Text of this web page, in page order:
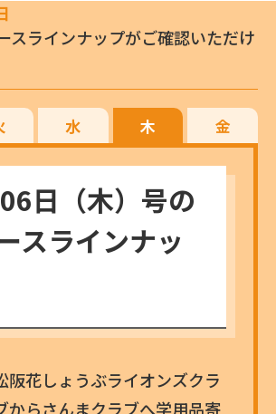
スラインナップがご確認いただけ
水 木 金
日（木）号の
スラインナッ
阪花しょうぶライオンズクラ
からさんまクラブへ学用品寄